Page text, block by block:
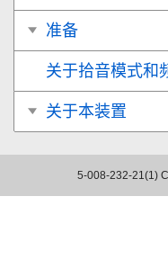
准备
关于拾音模式和
关于本装置
5-008-232-21(1)